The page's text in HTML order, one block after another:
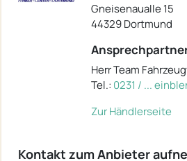
Gneisenaualle 15
44329 Dortmund
Herr Team
Tel.: 0231 / ...
Zur Händlerseite
Kontakt zum Anbieter